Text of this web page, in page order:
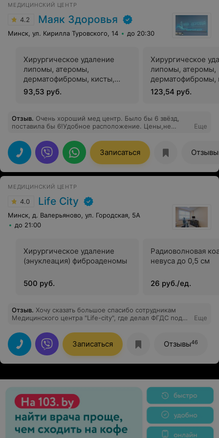
МЕДИЦИНСКИЙ ЦЕНТР
4.2 Маяк Здоровья
Минск, ул. Кирилла Туровского, 14 до 20:30
Хирургическое удаление
липомы, атеромы,
дерматофибромы, кисты,
гемангиомы до 1 см
хирургом
93,53 руб.
Хирургическое
липомы, атеромы,
дерматофибромы,
гемангиомы от 1
хирургом
123,54 руб.
Отзыв. Очень хороший мед центр. Было бы 6 звёзд,
поставила бы 6!Удобное расположение. Цены,не
ресепшене хорошие девочки. Была и на 2 узи( которое
делали разные врачи, но очень хорошие, аппарат
просто пушка), и 2 врачей. Кардиолог Жуйко Е. Н.
приятная женщина, выслушала, все подробно
объяснила и эндокринолог Карлович Н. В. вообще в
вопросы, все разъяснила,теперь я на постоянной
основе только к ней!!!
Еще
Записаться Отзывы
МЕДИЦИНСКИЙ ЦЕНТР
4.0 Life City
Минск, д. Валерьяново, ул. Городская, 5А
до 21:00
Хирургическое удаление
(энуклеация) фиброаденомы
500 руб.
Радиоволновая
невуса до 0,5 см
26 руб./ед.
Отзыв. Хочу сказать большое спасибо сотрудникам
Медицинского центра "Life-city", где делал ФГДС под
прошло замечательно, даже не почувствовал. Особая
благодарность врачу-анестезиологу Король А.Н. и
врачу-эндоскописту Лепешо С.Н. -
квалифицированные и внимательные специалисты,
мастера своего дела!!! Да и в целом, в центре очень
начиная с сотрудников рецепции.
Еще
Записаться Отзывы46